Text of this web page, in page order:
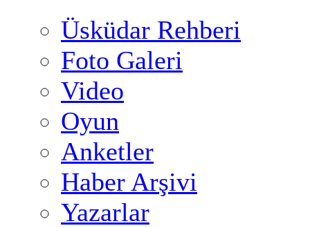
Üsküdar Rehberi
Foto Galeri
Video
Oyun
Anketler
Haber Arşivi
Yazarlar